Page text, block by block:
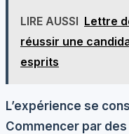
LIRE AUSSI Lettre
réussir une
esprits
L’expérience se
Commencer par des